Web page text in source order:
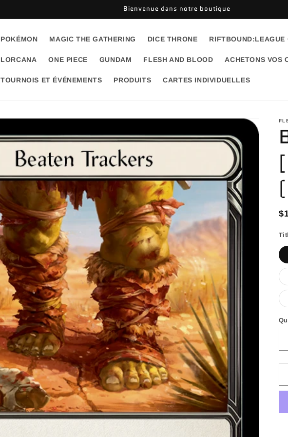
Bienvenue dans notre boutique
POKÉMON MAGIC THE GATHERING DICE THRONE RIFTBOUND:LEAGUE
LORCANA ONE PIECE GUNDAM FLESH AND BLOOD ACHETONS VOS
TOURNOIS ET ÉVÉNEMENTS PRODUITS CARTES INDIVIDUELLES